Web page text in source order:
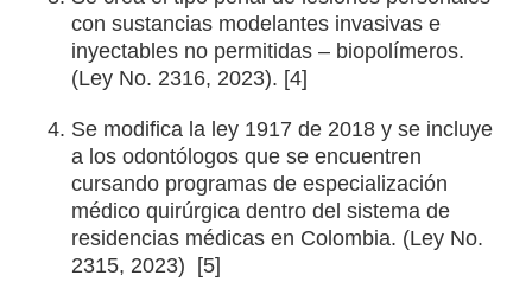
con sustancias modelantes invasivas e
inyectables no permitidas – biopolímeros.
(Ley No. 2316, 2023). [4]
Se modifica la ley 1917 de 2018 y se incluye
a los odontólogos que se encuentren
cursando programas de especialización
médico quirúrgica dentro del sistema de
residencias médicas en Colombia. (Ley No.
2315, 2023) [5]